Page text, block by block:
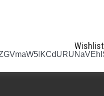
Wishlist